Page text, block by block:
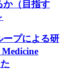
か（目指す
ープによる研